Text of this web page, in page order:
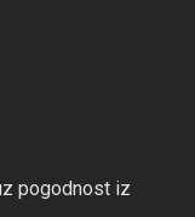
pogodnost iz